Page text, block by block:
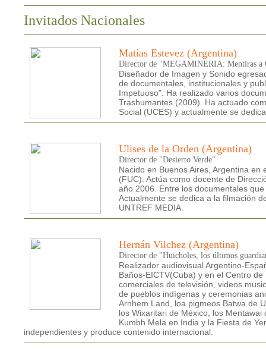
Invitados Nacionales
Matías Estevez (Argentina)
Director de "MEGAMINERIA: Mentiras a
Diseñador de Imagen y Sonido
de documentales, institucionales y
Impetuoso". Ha realizado varios
Trashumantes (2009). Ha actuado
Social (UCES) y actualmente se
Ulises de la Orden (Argentina)
Director de "Desierto Verde"
Nacido en Buenos Aires, Argentina
(FUC). Actúa como docente de
año 2006. Entre los documentales
Actualmente se dedica a la filmación
UNTREF MEDIA.
Hernán Vilchez (Argentina)
Director de "Huicholes, los últimos
Realizador audiovisual Argentino-
Baños-EICTV(Cuba) y en el Centro
comerciales de televisión, videos
de pueblos indígenas y ceremonias
Arnhem Land, loa pigmeos Batwa de
los Wixaritari de México, los
Kumbh Mela en India y la Fiesta de
independientes y produce contenido internacional.